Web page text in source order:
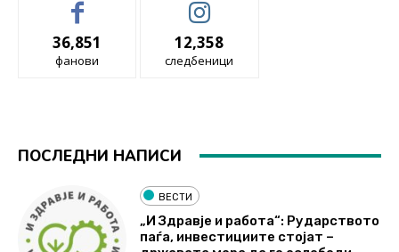
36,851
фанови
12,358
следбеници
ПОСЛЕДНИ НАПИСИ
ВЕСТИ
„И Здравје и работа“: Рударството
паѓа, инвестициите стојат –